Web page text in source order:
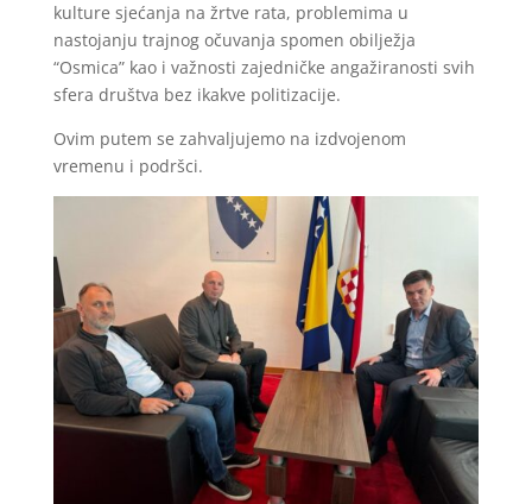
kulture sjećanja na žrtve rata, problemima u
nastojanju trajnog očuvanja spomen obilježja
“Osmica” kao i važnosti zajedničke angažiranosti svih
sfera društva bez ikakve politizacije.
Ovim putem se zahvaljujemo na izdvojenom
vremenu i podršci.